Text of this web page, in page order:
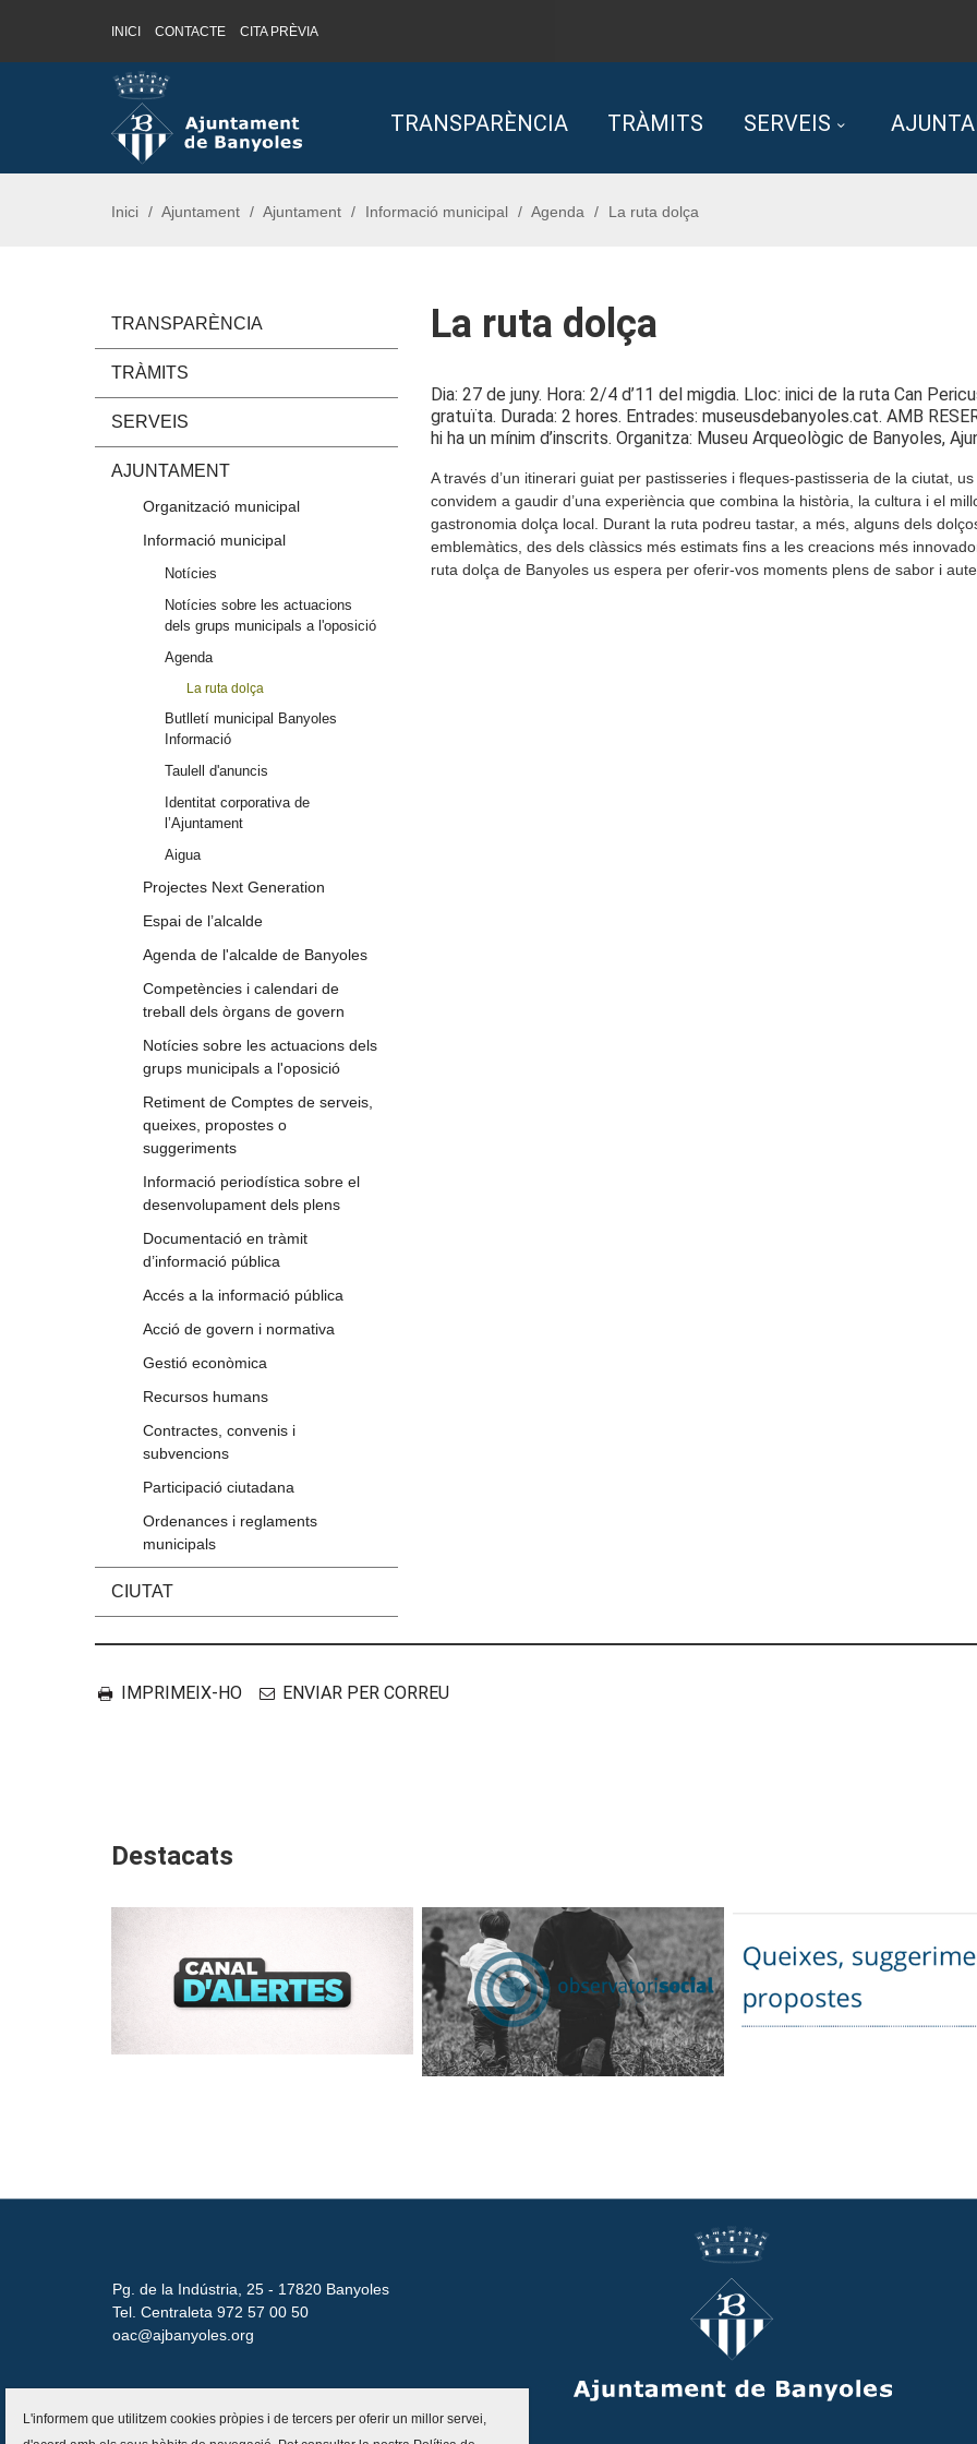
Saltar al contingut
Saltar a la navegació
Informació de contacte
INICI CONTACTE CITA PRÈVIA
TRANSPARÈNCIA TRÀMITS SERVEIS
Inici Ajuntament Ajuntament Informació municipal Agenda La ruta dolça
La ruta dolça
Dia: 27 de juny. Hora: 2/4 d’11 del migdia. Lloc: inici de la ruta Can
gratuïta. Durada: 2 hores. Entrades: museusdebanyoles.cat. AMB
hi ha un mínim d’inscrits. Organitza: Museu Arqueològic de Banyoles,
A través d’un itinerari guiat per pastisseries i fleques-pastisseria de la ciutat, us
convidem a gaudir d’una experiència que combina la història, la cultura i el
gastronomia dolça local. Durant la ruta podreu tastar, a més, alguns dels
emblemàtics, des dels clàssics més estimats fins a les creacions més
ruta dolça de Banyoles us espera per oferir-vos moments plens de sabor i
TRANSPARÈNCIA
TRÀMITS
SERVEIS
AJUNTAMENT
Organització municipal
Informació municipal
Notícies
Notícies sobre les actuacions
dels grups municipals a l'oposició
Agenda
La ruta dolça
Butlletí municipal Banyoles
Informació
Taulell d'anuncis
Identitat corporativa de
l’Ajuntament
Aigua
Projectes Next Generation
Espai de l’alcalde
Agenda de l'alcalde de Banyoles
Competències i calendari de
treball dels òrgans de govern
Notícies sobre les actuacions dels
grups municipals a l'oposició
Retiment de Comptes de serveis,
queixes, propostes o
suggeriments
Informació periodística sobre el
desenvolupament dels plens
Documentació en tràmit
d’informació pública
Accés a la informació pública
Acció de govern i normativa
Gestió econòmica
Recursos humans
Contractes, convenis i
subvencions
Participació ciutadana
Ordenances i reglaments
municipals
CIUTAT
Document
IMPRIMEIX-HO ENVIAR PER CORREU
Destacats
Pg. de la Indústria, 25 - 17820 Banyoles
Tel. Centraleta 972 57 00 50
oac@ajbanyoles.org
L'informem que utilitzem cookies pròpies i de tercers per oferir un millor servei,